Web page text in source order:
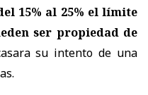
15% al 25% el límite
ser propiedad de
su intento de una